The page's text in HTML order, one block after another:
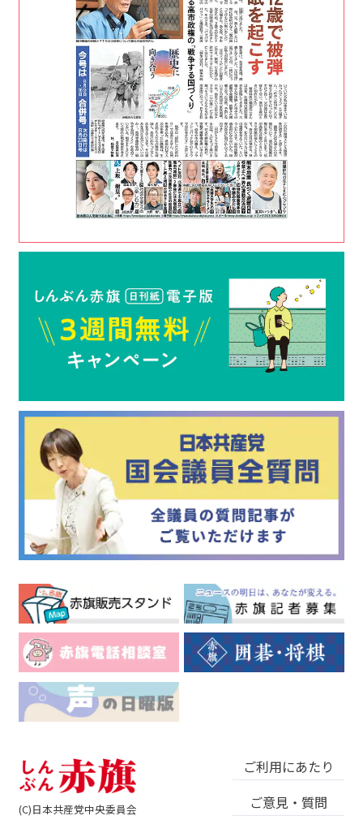
(C)日本共産党中央委員会
ご利用にあたり
ご意見・質問